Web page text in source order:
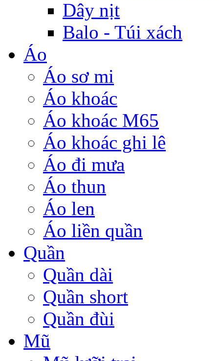
Dây nịt
Balo - Túi xách
Áo
Áo sơ mi
Áo khoác
Áo khoác M65
Áo khoác ghi lê
Áo đi mưa
Áo thun
Áo len
Áo liền quần
Quần
Quần dài
Quần short
Quần đùi
Mũ